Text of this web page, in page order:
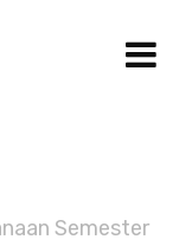
Semester